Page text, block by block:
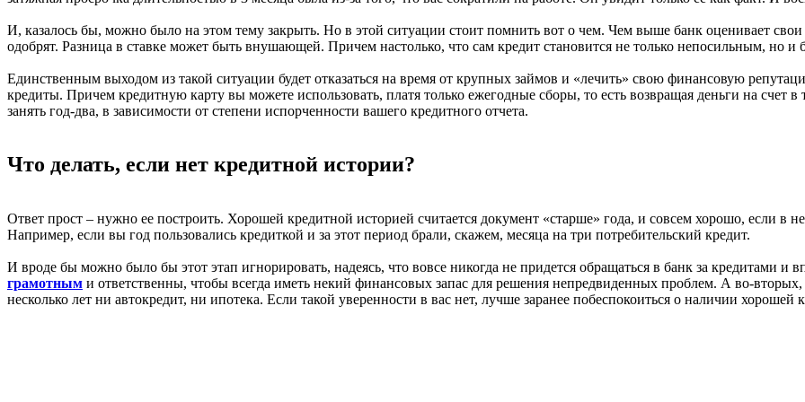
И, казалось бы, можно было на этом тему закрыть. Но в этой ситуации стоит помнить вот о чем. Чем выше банк оценивает
одобрят. Разница в ставке может быть внушающей. Причем настолько, что сам кредит становится не только непосильным, но
Единственным выходом из такой ситуации будет отказаться на время от крупных займов и «лечить» свою финансовую
кредиты. Причем кредитную карту вы можете использовать, платя только ежегодные сборы, то есть возвращая деньги на счет в
занять год-два, в зависимости от степени испорченности вашего кредитного отчета.
Что делать, если нет кредитной истории?
Ответ прост – нужно ее построить. Хорошей кредитной историей считается документ «старше» года, и совсем хорошо, если
Например, если вы год пользовались кредиткой и за этот период брали, скажем, месяца на три потребительский кредит.
И вроде бы можно было бы этот этап игнорировать, надеясь, что вовсе никогда не придется обращаться в банк за кредитами
грамотным и ответственны, чтобы всегда иметь некий финансовых запас для решения непредвиденных проблем. А во-
несколько лет ни автокредит, ни ипотека. Если такой уверенности в вас нет, лучше заранее побеспокоиться о наличии хорошей